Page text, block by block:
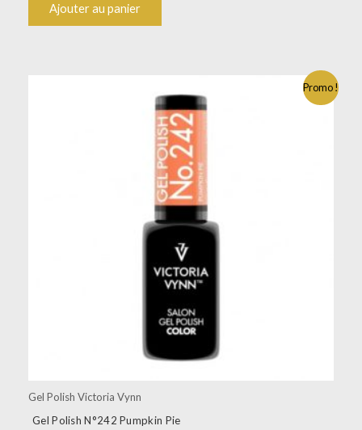
Ajouter au panier
Promo !
Gel Polish Victoria Vynn
Gel Polish N°242 Pumpkin Pie